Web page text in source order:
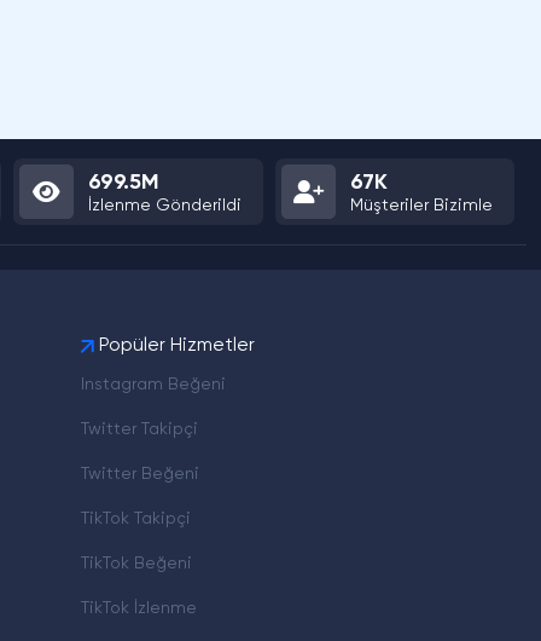
699.5M
İzlenme Gönderildi
67K
Müşteriler Bizimle
Popüler Hizmetler
Instagram Beğeni
Twitter Takipçi
Twitter Beğeni
TikTok Takipçi
TikTok Beğeni
TikTok İzlenme